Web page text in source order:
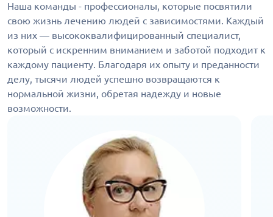
Наша команды - профессионалы, которые посвятили
свою жизнь лечению людей с зависимостями. Каждый
из них — высококвалифицированный специалист,
который с искренним вниманием и заботой подходит к
каждому пациенту. Благодаря их опыту и преданности
делу, тысячи людей успешно возвращаются к
нормальной жизни, обретая надежду и новые
возможности.